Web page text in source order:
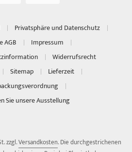
Privatsphäre und Datenschutz
AGB
Impressum
Widerrufsrecht
Sitemap
Lieferzeit
Sie unsere Ausstellung
zzgl.Versandkosten. Die durchgestrichenen